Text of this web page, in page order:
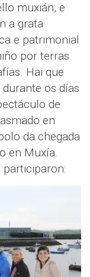
muxián, e
a grata
e patrimonial
por terras
Hai que
os días
de
en
da chegada
en Muxía.
participaron: